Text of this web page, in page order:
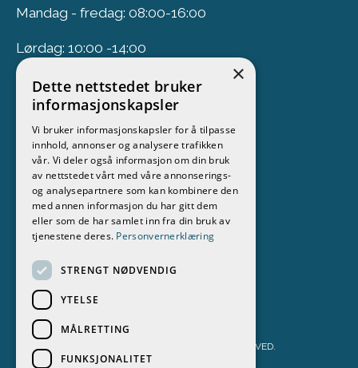
Mandag - fredag: 08:00-16:00
Lørdag: 10:00 -14:00
Nyhetsbrev
Meld deg på vårt nyhetsbrev
Følg oss
STOKKEN BÅT & MOTOR AS 2026. ALL RIGHTS RESERVED.
×
Dette nettstedet bruker
informasjonskapsler
Vi bruker informasjonskapsler for å tilpasse
innhold, annonser og analysere trafikken
vår. Vi deler også informasjon om din bruk
av nettstedet vårt med våre annonserings-
og analysepartnere som kan kombinere den
med annen informasjon du har gitt dem
eller som de har samlet inn fra din bruk av
tjenestene deres. Personvernerklæring
STRENGT NØDVENDIG
YTELSE
MÅLRETTING
FUNKSJONALITET